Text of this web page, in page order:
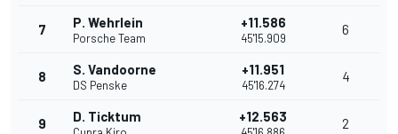
7 P. Wehrlein
Porsche Team
+11.586
45'15.909
6
8 S. Vandoorne
DS Penske
+11.951
45'16.274
4
9 D. Ticktum +12.563 2